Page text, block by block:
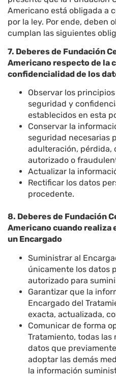
Americano está obligada a
por la ley. Por ende, deben
cumplan las siguientes
7. Deberes de Fundación
Americano respecto de la
confidencialidad de los
Observar los
seguridad y
establecidos en esta
Conservar la
seguridad necesarias
adulteración, pérdida,
autorizado o
Actualizar la
Rectificar los datos
procedente.
8. Deberes de Fundación
Americano cuando realiza
un Encargado
Suministrar al
únicamente los datos
autorizado para
Garantizar que la
Encargado del
exacta, actualizada,
Comunicar de forma
Tratamiento, todas las
datos que
adoptar las demás
la información